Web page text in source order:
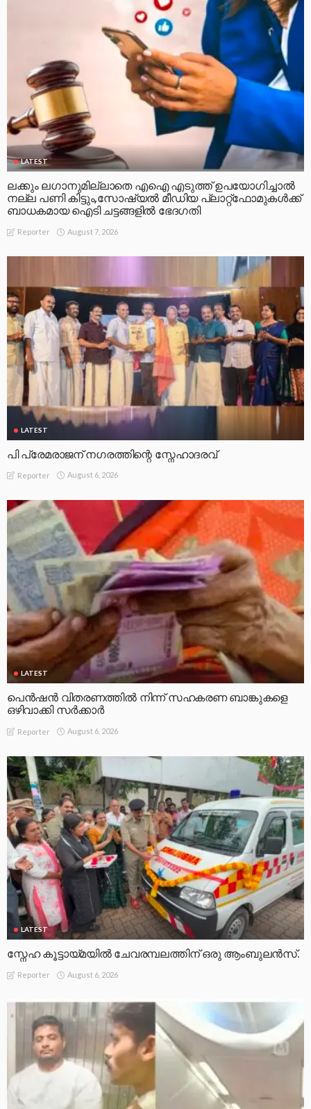
LATEST
ലക്കും ലഗാനുമില്ലാതെ എഐ എടുത്ത് ഉപയോഗിച്ചാല്‍
നല്ല പണി കിട്ടും,സോഷ്യല്‍ മീഡിയ പ്ലാറ്റ്‌ഫോമുകള്‍ക്ക്
ബാധകമായ ഐടി ചട്ടങ്ങളില്‍ ഭേദഗതി
Reporter August 7, 2026
LATEST
പി പ്രേമരാജന് നഗരത്തിന്റെ സ്നേഹാദരവ്
Reporter August 6, 2026
LATEST
പെൻഷൻ വിതരണത്തിൽ നിന്ന് സഹകരണ ബാങ്കുകളെ
ഒഴിവാക്കി സർക്കാർ
Reporter August 6, 2026
LATEST
സ്നേഹ കൂട്ടായ്മയിൽ ചേവരമ്പലത്തിന് ഒരു ആംബുലൻസ്.
Reporter August 6, 2026